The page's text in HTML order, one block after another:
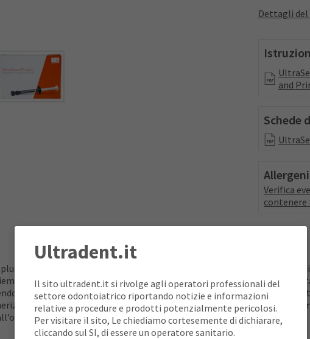
Dettagli
and
Schede
Allergeni
Verifica
contenere
è un sigillante composito fotopolimerizzabile, radiopaco, a rilascio
e presenta una minore contrazione da polimerizzazione. Il
la sua viscosità al momento dell’applicazione. Applicato il
L’uso dell’agente disidratante PrimaDry™ con UltraSeal XT
dell’insuccesso con i sigillanti idrofobi.
Ultradent.it
Il sito ultradent.it si rivolge agli operatori professionali del
settore odontoiatrico riportando notizie e informazioni
relative a procedure e prodotti potenzialmente pericolosi.
Per visitare il sito, Le chiediamo cortesemente di dichiarare,
cliccando sul SI, di essere un operatore sanitario.